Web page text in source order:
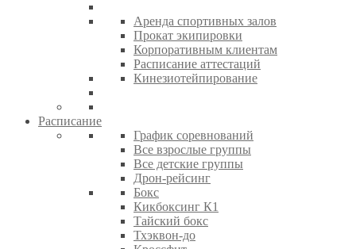
Аренда спортивных залов
Прокат экипировки
Корпоративным клиентам
Расписание аттестаций
Кинезиотейпирование
Расписание
График соревнований
Все взрослые группы
Все детские группы
Дрон-рейсинг
Бокс
Кикбоксинг К1
Тайский бокс
Тхэквон-до